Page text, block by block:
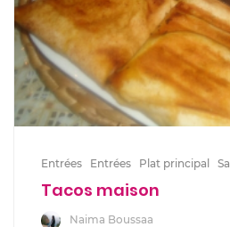
Entrées Entrées Plat principal
Tacos maison
Naima Boussaa